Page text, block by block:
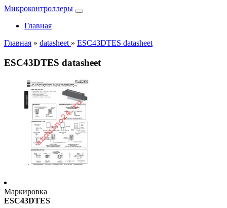
Микроконтроллеры
Главная
Главная » datasheet » ESC43DTES datasheet
ESC43DTES datasheet
Маркировка
ESC43DTES